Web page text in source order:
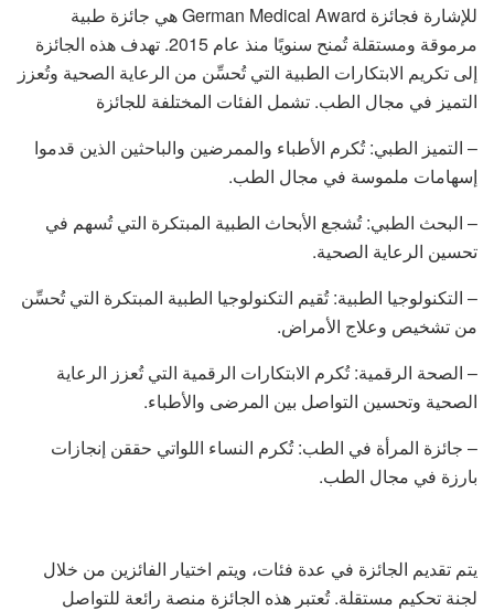
للإشارة فجائزة German Medical Award هي جائزة طبية
مرموقة ومستقلة تُمنح سنويًا منذ عام 2015. تهدف هذه الجائزة
إلى تكريم الابتكارات الطبية التي تُحسِّن من الرعاية الصحية وتُعزز
التميز في مجال الطب. تشمل الفئات المختلفة للجائزة
– التميز الطبي: تُكرم الأطباء والممرضين والباحثين الذين قدموا
إسهامات ملموسة في مجال الطب.
– البحث الطبي: تُشجع الأبحاث الطبية المبتكرة التي تُسهم في
تحسين الرعاية الصحية.
– التكنولوجيا الطبية: تُقيم التكنولوجيا الطبية المبتكرة التي تُحسِّن
من تشخيص وعلاج الأمراض.
– الصحة الرقمية: تُكرم الابتكارات الرقمية التي تُعزز الرعاية
الصحية وتحسين التواصل بين المرضى والأطباء.
– جائزة المرأة في الطب: تُكرم النساء اللواتي حققن إنجازات
بارزة في مجال الطب.
يتم تقديم الجائزة في عدة فئات، ويتم اختيار الفائزين من خلال
لجنة تحكيم مستقلة. تُعتبر هذه الجائزة منصة رائعة للتواصل